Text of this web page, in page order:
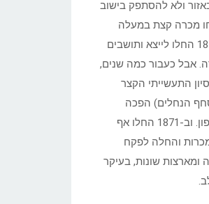
באזור ולא להסתפק בישוב
מכרה קצת במעלה
הנהר מעל פונטה ארנס. מהר מאוד החלו לקחת מס, בנו מסילת רכבת מהמכרה לנמל. ב-1870 החלו לייצא ותושבים
אבל כעבור כמה שנים,
התעשייתי הקצר
סחף הנחלים) הפכה
למשמעותית. ב-1868 התגלה המצבור הראשון בנהר והאפשרויות קסמו לתושבים רבים מהצפון. וב-1871 החלו אף
והחלה לפקח
ומארצות שונות, בעיקר